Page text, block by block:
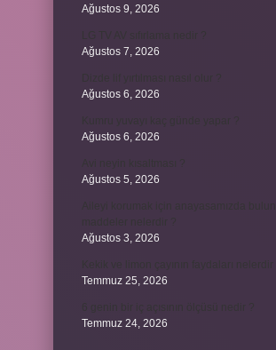
Ağustos 9, 2026
Ağustos 7, 2026
Ağustos 6, 2026
Ağustos 6, 2026
Ağustos 5, 2026
Ağustos 3, 2026
Temmuz 25, 2026
Temmuz 24, 2026